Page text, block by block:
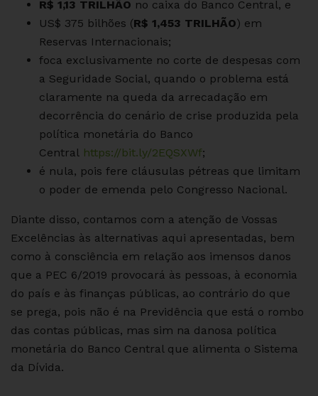
R$ 1,13 TRILHÃO no caixa do Banco Central, e
US$ 375 bilhões (R$ 1,453 TRILHÃO) em
Reservas Internacionais;
foca exclusivamente no corte de despesas com
a Seguridade Social, quando o problema está
claramente na queda da arrecadação em
decorrência do cenário de crise produzida pela
política monetária do Banco
Central https://bit.ly/2EQSXWf;
é nula, pois fere cláusulas pétreas que limitam
o poder de emenda pelo Congresso Nacional.
Diante disso, contamos com a atenção de Vossas
Excelências às alternativas aqui apresentadas, bem
como à consciência em relação aos imensos danos
que a PEC 6/2019 provocará às pessoas, à economia
do país e às finanças públicas, ao contrário do que
se prega, pois não é na Previdência que está o rombo
das contas públicas, mas sim na danosa política
monetária do Banco Central que alimenta o Sistema
da Dívida.